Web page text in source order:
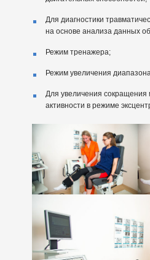
Для диагностики
на основе анализа данных
Режим тренажера;
Режим увеличения
Для увеличения
активности в режиме